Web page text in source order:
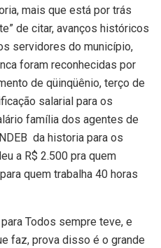
mais que está por trás
de citar, avanços históricos
servidores do município,
foram reconhecidas por
de qüinqüênio, terço de
salarial para os
família dos agentes de
da historia para os
a R$ 2.500 pra quem
quem trabalha 40 horas
Todos sempre teve, e
faz, prova disso é o grande